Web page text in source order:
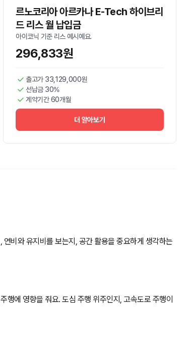
르노코리아 아르카나 E-Tech 하이브리
드 리스 월 납입금
아이코닉 기준 리스 예시예요.
296,833원
출고가 33,129,000원
선납금 30%
계약기간 60개월
더 알아보기
비와 유지비를 보는지, 공간 활용을 중요하게 생각하는
행에 영향을 줘요. 도심 주행 위주인지, 고속도로 주행이